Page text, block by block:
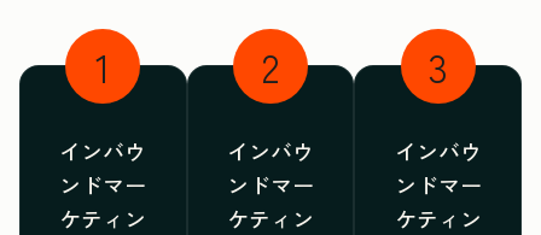
1
インバウ
ンドマー
ケティン
2
インバウ
ンドマー
ケティン
3
インバウ
ンドマー
ケティン